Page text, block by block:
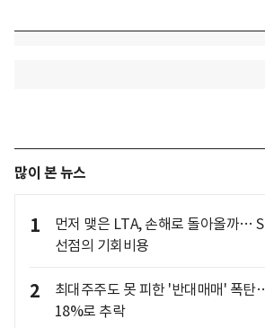
많이 본 뉴스
1
먼저 맺은 LTA, 손해로 돌아올까…
선점의 기회비용
2
최대주주도 못 피한 '반대매매' 폭
18%로 추락